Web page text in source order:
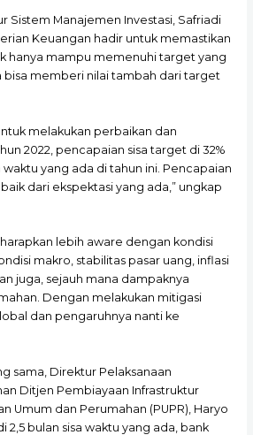
Sistem Manajemen Investasi, Safriadi
Keuangan hadir untuk memastikan
hanya mampu memenuhi target yang
memberi nilai tambah dari target
melakukan perbaikan dan
2022, pencapaian sisa target di 32%
waktu yang ada di tahun ini. Pencapaian
dari ekspektasi yang ada,” ungkap
lebih aware dengan kondisi
makro, stabilitas pasar uang, inflasi
juga, sejauh mana dampaknya
Dengan melakukan mitigasi
dan pengaruhnya nanti ke
sama, Direktur Pelaksanaan
Ditjen Pembiayaan Infrastruktur
Umum dan Perumahan (PUPR), Haryo
bulan sisa waktu yang ada, bank